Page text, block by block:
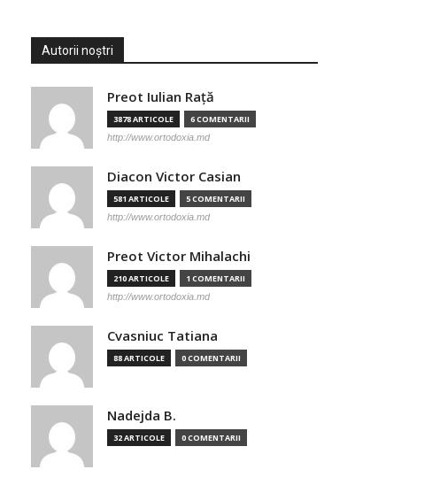
Autorii noștri
Preot Iulian Raţă
3878 ARTICOLE 6 COMENTARII
http://www.ortodoxia.md
Diacon Victor Casian
581 ARTICOLE 5 COMENTARII
http://www.ortodoxia.md
Preot Victor Mihalachi
210 ARTICOLE 1 COMENTARII
http://www.ortodoxia.md
Cvasniuc Tatiana
88 ARTICOLE 0 COMENTARII
Nadejda B.
32 ARTICOLE 0 COMENTARII